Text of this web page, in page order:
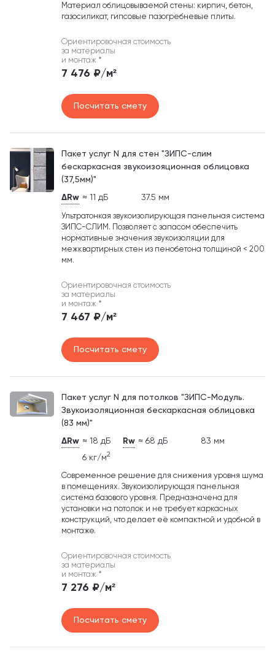
Материал облицовываемой стены: кирпич, бетон,
газосиликат, гипсовые пазогребневые плиты.
Ориентировочная стоимость
за материалы
и монтаж *
7 476 ₽/м²
Посчитать смету
Пакет услуг N для стен "ЗИПС-слим
бескаркасная звукоизояционная облицовка
(37,5мм)"
ΔRw ≈ 11 дБ 37.5 мм
Ультратонкая звукоизолирующая панельная система
ЗИПС-СЛИМ. Позволяет с запасом обеспечить
нормативные значения звукоизоляции для
межквартирных стен из пенобетона толщиной < 200
мм.
Ориентировочная стоимость
за материалы
и монтаж *
7 467 ₽/м²
Посчитать смету
Пакет услуг N для потолков "ЗИПС-Модуль.
Звукоизоляционная бескаркасная облицовка
(83 мм)"
ΔRw ≈ 18 дБ Rw ≈ 68 дБ
83 мм
6 кг/м2
Современное решение для снижения уровня шума
в помещениях. Звукоизолирующая панельная
система базового уровня. Предназначена для
установки на потолок и не требует каркасных
конструкций, что делает её компактной и удобной в
монтаже.
Ориентировочная стоимость
за материалы
и монтаж *
7 276 ₽/м²
Посчитать смету